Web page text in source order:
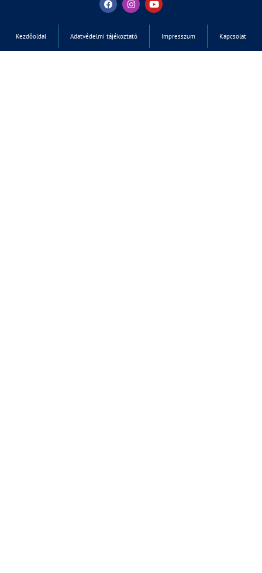
Kezdőoldal Adatvédelmi tájékoztató Impresszum Kapcsolat